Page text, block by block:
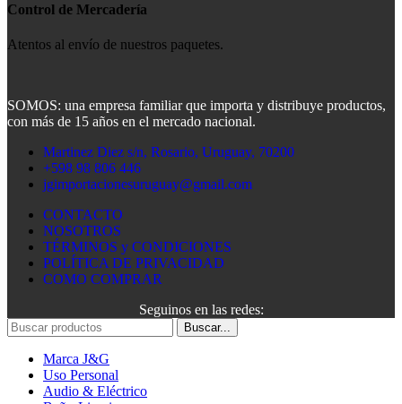
Control de Mercadería
Atentos al envío de nuestros paquetes.
SOMOS: una empresa familiar que importa y distribuye productos,
con más de 15 años en el mercado nacional.
Martinez Diez s/n, Rosario, Uruguay, 70200
+598 98 806 446
jgimportacionesuruguay@gmail.com
CONTACTO
NOSOTROS
TÉRMINOS y CONDICIONES
POLÍTICA DE PRIVACIDAD
COMO COMPRAR
Seguinos en las redes:
Buscar...
Marca J&G
Uso Personal
Audio & Eléctrico